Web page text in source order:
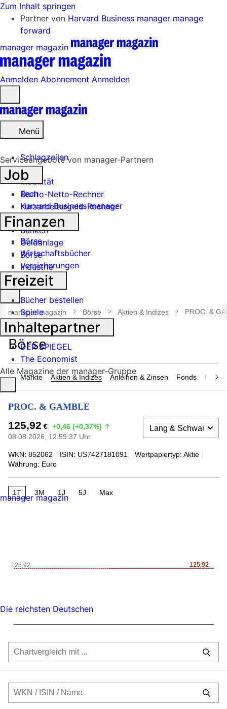
Zum Inhalt springen
Partner von Harvard Business manager manage
forward
manager magazin
Anmelden Abonnement Anmelden
öffnen
Menü
Schlagzeilen
Mobilität
Tech
Harvard Business manager
Handel
Banken
Geldanlage
Börse
Industrie
Suche
öffnen
manager magazin Börse Aktien & Indizes PROC. &
Märkte Aktien & Indizes Anleihen & Zinsen Fonds
PROC. & GAMBLE
125,92 € +0,46 (+0,37%)
08.08.2026, 12:59:37 Uhr
WKN: 852062 ISIN: US7427181091
Wertpapiertyp: Aktie
Währung: Euro
1T 3M 1J 5J Max
125,92
125,92
125,92
Serviceangebote von manager-Partnern
Job
Brutto-Netto-Rechner
Kurzarbeitergeld-Rechner
Finanzen
Börse
Wirtschaftsbücher
Versicherungen
Freizeit
Bücher bestellen
Spiele
Inhaltepartner
DER SPIEGEL
The Economist
Alle Magazine der manager-Gruppe
manager magazin
Die reichsten Deutschen